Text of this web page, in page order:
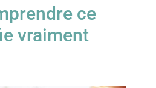
ce
vraiment